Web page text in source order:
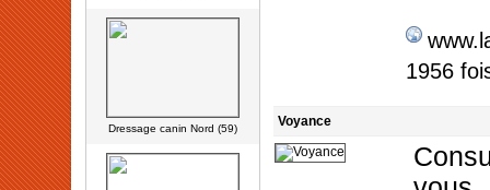
Dressage canin Nord (59)
1956
Voyance